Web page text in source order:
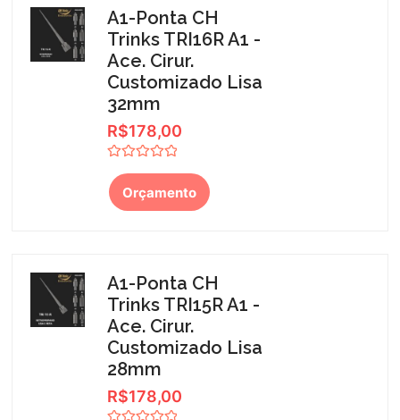
A1-Ponta CH
Trinks TRI16R A1 -
Ace. Cirur.
Customizado Lisa
32mm
R$178,00
0
de
5
Orçamento
A1-Ponta CH
Trinks TRI15R A1 -
Ace. Cirur.
Customizado Lisa
28mm
R$178,00